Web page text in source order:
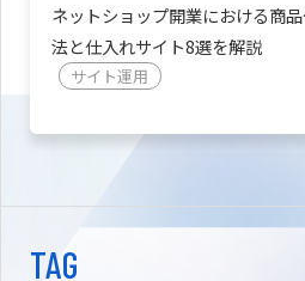
ネットショップ開業における商
法と仕入れサイト8選を解説
サイト運用
TAG